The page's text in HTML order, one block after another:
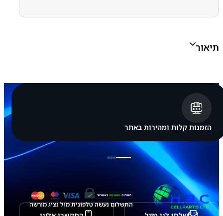
תיאור
מדבקה באיכות גבוהה תואמת
למקורית של סמסונג להרכבת גב אחורי
הזמנות קלות ומהירות באתר
התשלום נעשה טלפונית מול נציג מורשה